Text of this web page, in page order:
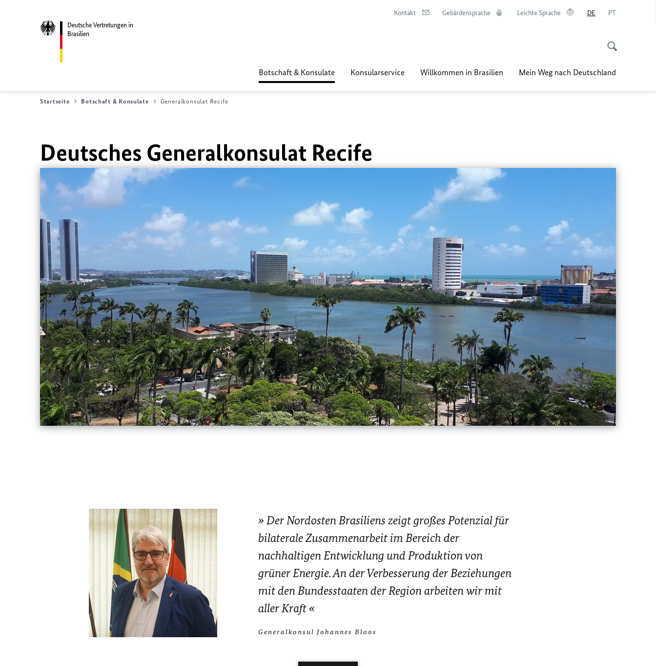
Deutsche Vertretungen in
Brasilien
Kontakt Gebärdensprache Leichte Sprache DE PT
Botschaft & Konsulate Konsularservice Willkommen in Brasilien Mein Weg nach Deutschland
Startseite Botschaft & Konsulate Generalkonsulat Recife
Deutsches Generalkonsulat Recife
Der Nordosten Brasiliens zeigt großes Potenzial für
bilaterale Zusammenarbeit im Bereich der
nachhaltigen Entwicklung und Produktion von
grüner Energie. An der Verbesserung der Beziehungen
mit den Bundesstaaten der Region arbeiten wir mit
aller Kraft
Generalkonsul Johannes Bloos